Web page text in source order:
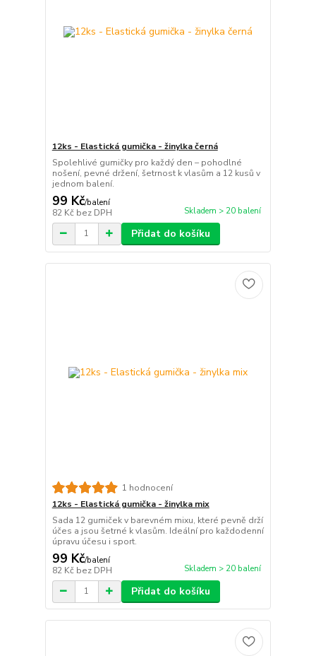
12ks - Elastická gumička - žinylka černá
Spolehlivé gumičky pro každý den – pohodlné
nošení, pevné držení, šetrnost k vlasům a 12 kusů v
jednom balení.
99 Kč/balení
82 Kč bez DPH Skladem > 20 balení
Přidat do košíku
1 hodnocení
12ks - Elastická gumička - žinylka mix
Sada 12 gumiček v barevném mixu, které pevně drží
účes a jsou šetrné k vlasům. Ideální pro každodenní
úpravu účesu i sport.
99 Kč/balení
82 Kč bez DPH Skladem > 20 balení
Přidat do košíku